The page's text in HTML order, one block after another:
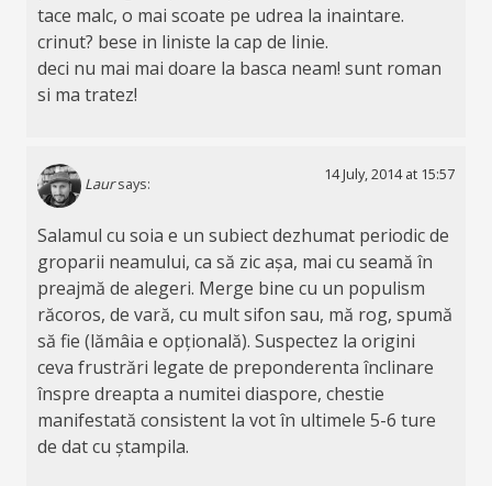
tace malc, o mai scoate pe udrea la inaintare.
crinut? bese in liniste la cap de linie.
deci nu mai mai doare la basca neam! sunt roman
si ma tratez!
Laur says:
14 July, 2014 at 15:57
Salamul cu soia e un subiect dezhumat periodic de
groparii neamului, ca să zic așa, mai cu seamă în
preajmă de alegeri. Merge bine cu un populism
răcoros, de vară, cu mult sifon sau, mă rog, spumă
să fie (lămâia e opțională). Suspectez la origini
ceva frustrări legate de preponderenta înclinare
înspre dreapta a numitei diaspore, chestie
manifestată consistent la vot în ultimele 5-6 ture
de dat cu ștampila.